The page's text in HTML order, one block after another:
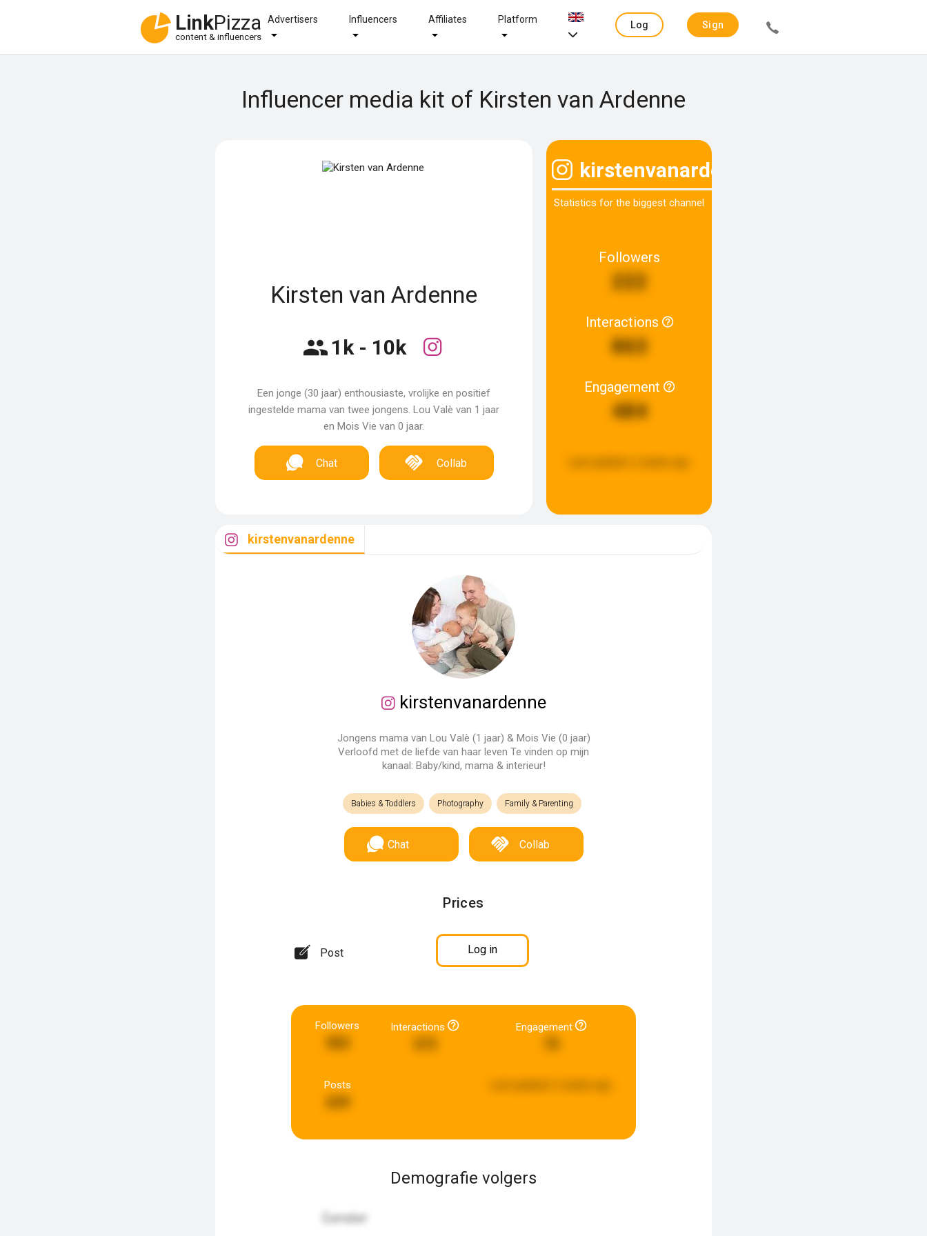
LinkPizza
content & influencers
Advertisers Influencers Affiliates Platform
Log
Sign
Influencer media kit of Kirsten van Ardenne
Kirsten van Ardenne
1k - 10k
Een jonge (30 jaar) enthousiaste, vrolijke en positief
ingestelde mama van twee jongens. Lou Valè van 1 jaar
en Mois Vie van 0 jaar.
Chat Collab
kirstenvanardenne
Statistics for the biggest channel
Followers
222
Interactions
863
Engagement
484
kirstenvanardenne
kirstenvanardenne
Jongens mama van Lou Valè (1 jaar) & Mois Vie (0 jaar)
Verloofd met de liefde van haar leven Te vinden op mijn
kanaal: Baby/kind, mama & interieur!
Babies & Toddlers Photography Family & Parenting
Chat Collab
Prices
Post Log in
Followers Interactions Engagement
Posts
Demografie volgers
Gender